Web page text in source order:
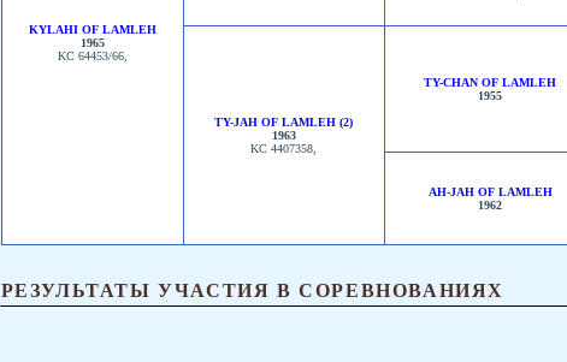
KYLAHI OF LAMLEH
1965
KC 64453/66,
TY-JAH OF LAMLEH (2)
1963
KC 4407358,
TY-CHAN OF LAMLEH
1955
AH-JAH OF LAMLEH
1962
РЕЗУЛЬТАТЫ УЧАСТИЯ В СОРЕВНОВАНИЯХ